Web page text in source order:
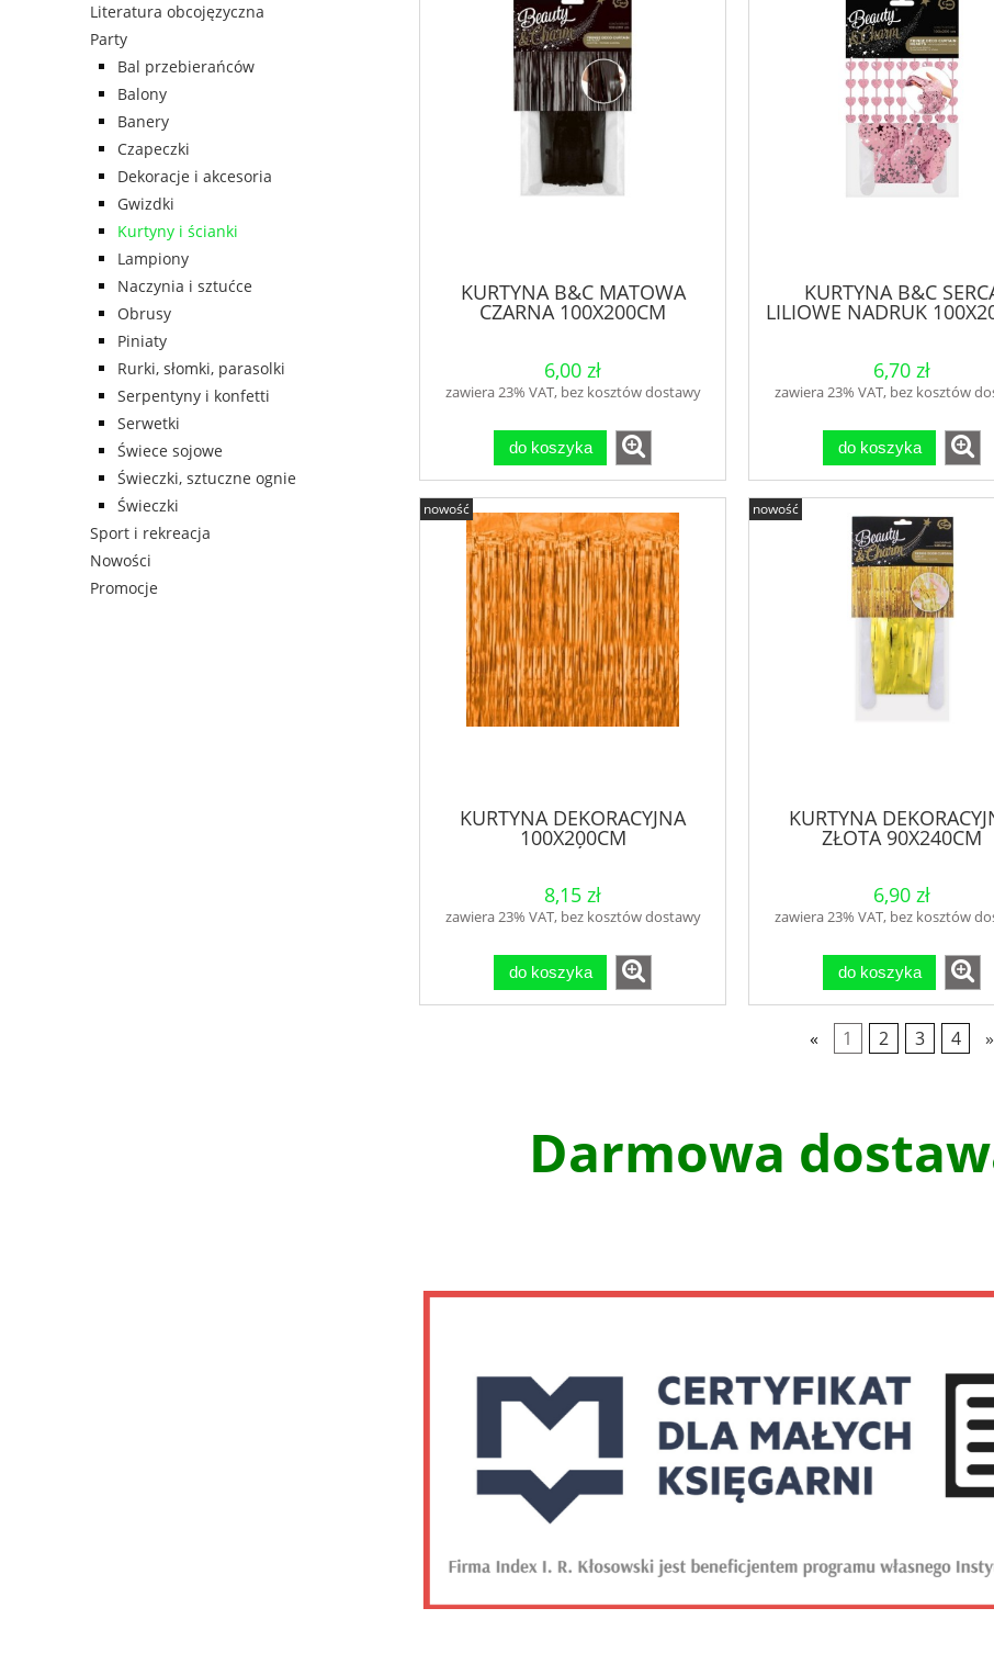
Literatura obcojęzyczna
Party
Bal przebierańców
Balony
Banery
Czapeczki
Dekoracje i akcesoria
Gwizdki
Kurtyny i ścianki
Lampiony
Naczynia i sztućce
Obrusy
Piniaty
Rurki, słomki, parasolki
Serpentyny i konfetti
Serwetki
Świece sojowe
Świeczki, sztuczne ognie
Świeczki
Sport i rekreacja
Nowości
Promocje
KURTYNA B&C MATOWA
CZARNA 100X200CM
6,00 zł
zawiera 23% VAT, bez kosztów dostawy
do koszyka
KURTYNA B&C
LILIOWE NADRUK
6,70 zł
zawiera 23% VAT, bez kosztów
do koszyka
KURTYNA DEKORACYJNA
100X200CM
POMARAŃCZOWA
8,15 zł
zawiera 23% VAT, bez kosztów dostawy
do koszyka
nowość
KURTYNA
ZŁOTA 90X240CM
6,90 zł
zawiera 23% VAT, bez kosztów
do koszyka
nowość
« 1 2 3 4 »
Darmowa